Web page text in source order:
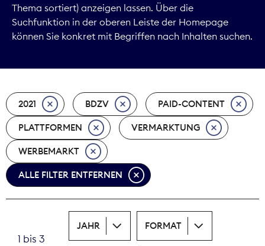
Kommunikation
Marktdaten
Nachhaltigkeit
Nachwuchs
Nova Award
Thema sortiert) anzeigen lassen. Über die
Suchfunktion in der oberen Leiste der Homepage
können Sie konkret mit Begriffen nach Inhalten suchen.
2021 BDZV PAID-CONTENT
PLATTFORMEN VERMARKTUNG
WERBEMARKT
ALLE FILTER ENTFERNEN
1 bis 3
JAHR FORMAT